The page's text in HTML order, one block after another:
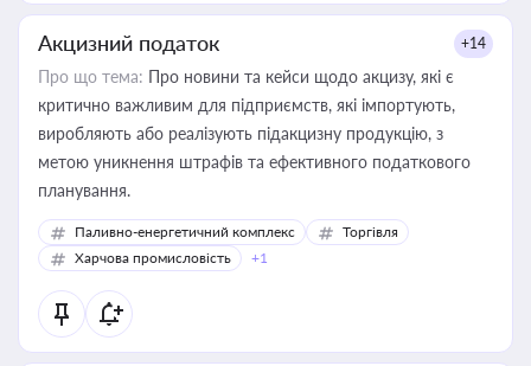
Акцизний податок +14
Про що тема: Про новини та кейси щодо акцизу, які є
критично важливим для підприємств, які імпортують,
виробляють або реалізують підакцизну продукцію, з
метою уникнення штрафів та ефективного податкового
планування.
Паливно-енергетичний комплекс
Торгівля
Харчова промисловість
+1